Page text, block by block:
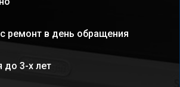
ремонт в день обращения
до 3-х лет